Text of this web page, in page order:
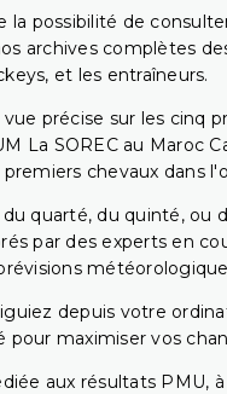
la possibilité de
archives complètes
et les entraîneurs.
précise sur les cinq
La SOREC au Maroc
chevaux dans
quarté, du quinté,
par des experts en
depuis votre
maximiser vos
aux résultats PMU,